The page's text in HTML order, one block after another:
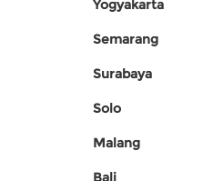
Yogyakarta
Semarang
Surabaya
Solo
Malang
Bali